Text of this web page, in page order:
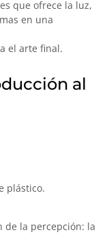
que ofrece la luz,
en una
el arte final.
al
plástico.
de la percepción: la